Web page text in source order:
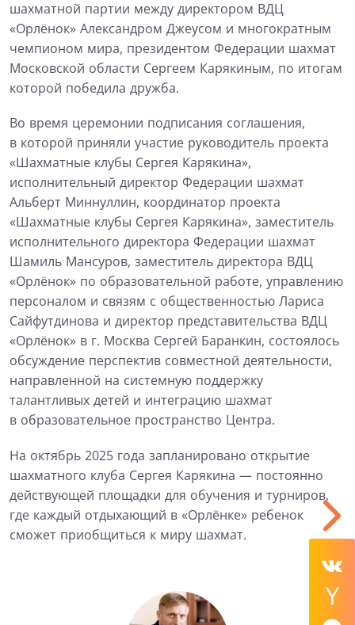
шахматной партии между директором ВДЦ
«Орлёнок» Александром Джеусом и многократным
чемпионом мира, президентом Федерации шахмат
Московской области Сергеем Карякиным, по итогам
которой победила дружба.
Во время церемонии подписания соглашения,
в которой приняли участие руководитель проекта
«Шахматные клубы Сергея Карякина»,
исполнительный директор Федерации шахмат
Альберт Миннуллин, координатор проекта
«Шахматные клубы Сергея Карякина», заместитель
исполнительного директора Федерации шахмат
Шамиль Мансуров, заместитель директора ВДЦ
«Орлёнок» по образовательной работе, управлению
персоналом и связям с общественностью Лариса
Сайфутдинова и директор представительства ВДЦ
«Орлёнок» в г. Москва Сергей Баранкин, состоялось
обсуждение перспектив совместной деятельности,
направленной на системную поддержку
талантливых детей и интеграцию шахмат
в образовательное пространство Центра.
На октябрь 2025 года запланировано открытие
шахматного клуба Сергея Карякина — постоянно
действующей площадки для обучения и турниров,
где каждый отдыхающий в «Орлёнке» ребенок
сможет приобщиться к миру шахмат.